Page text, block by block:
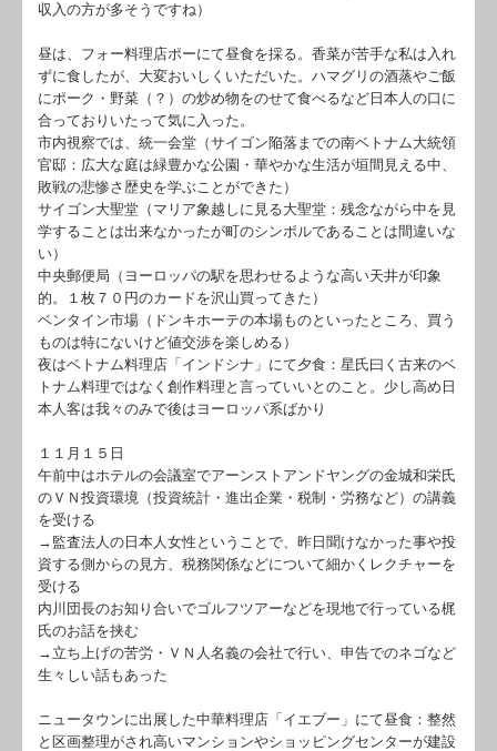
収入の方が多そうですね）
昼は、フォー料理店ポーにて昼食を採る。香菜が苦手な私は入れ
ずに食したが、大変おいしくいただいた。ハマグリの酒蒸やご飯
にポーク・野菜（？）の炒め物をのせて食べるなど日本人の口に
合っておりいたって気に入った。
市内視察では、統一会堂（サイゴン陥落までの南ベトナム大統領
官邸：広大な庭は緑豊かな公園・華やかな生活が垣間見える中、
敗戦の悲惨さ歴史を学ぶことができた）
サイゴン大聖堂（マリア象越しに見る大聖堂：残念ながら中を見
学することは出来なかったが町のシンボルであることは間違いな
い）
中央郵便局（ヨーロッパの駅を思わせるような高い天井が印象
的。１枚７０円のカードを沢山買ってきた）
ベンタイン市場（ドンキホーテの本場ものといったところ、買う
ものは特にないけど値交渉を楽しめる）
夜はベトナム料理店「インドシナ」にて夕食：星氏曰く古来のベ
トナム料理ではなく創作料理と言っていいとのこと。少し高め日
本人客は我々のみで後はヨーロッパ系ばかり
１１月１５日
午前中はホテルの会議室でアーンストアンドヤングの金城和栄氏
のＶＮ投資環境（投資統計・進出企業・税制・労務など）の講義
を受ける
→監査法人の日本人女性ということで、昨日聞けなかった事や投
資する側からの見方、税務関係などについて細かくレクチャーを
受ける
内川団長のお知り合いでゴルフツアーなどを現地で行っている梶
氏のお話を挟む
→立ち上げの苦労・ＶＮ人名義の会社で行い、申告でのネゴなど
生々しい話もあった
ニュータウンに出展した中華料理店「イエブー」にて昼食：整然
と区画整理がされ高いマンションやショッピングセンターが建設